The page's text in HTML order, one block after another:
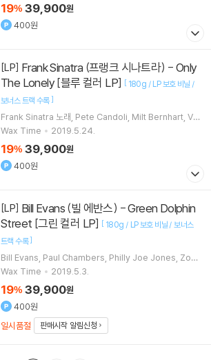
19% 39,900원
400원
[LP]
The Lonely [블루 컬러 LP] [ 180g / LP 보호 비닐 /
보너스 트랙 수록]
Frank Sinatra 노래 Pete Candoli Milt Bernhart Vin
cent De Rosa연주 외 3명
Wax Time 2019.5.24.
19% 39,900원
400원
[LP]
Street [그린 컬러 LP] [ 180g / LP 보호 비닐 / 보너스
트랙 수록]
Bill Evans Paul Chambers Philly Joe Jones Zoot
Sims 연주 외 2명
Wax Time 2019.5.3.
19% 39,900원
400원
일시품절
판매시작 알림신청